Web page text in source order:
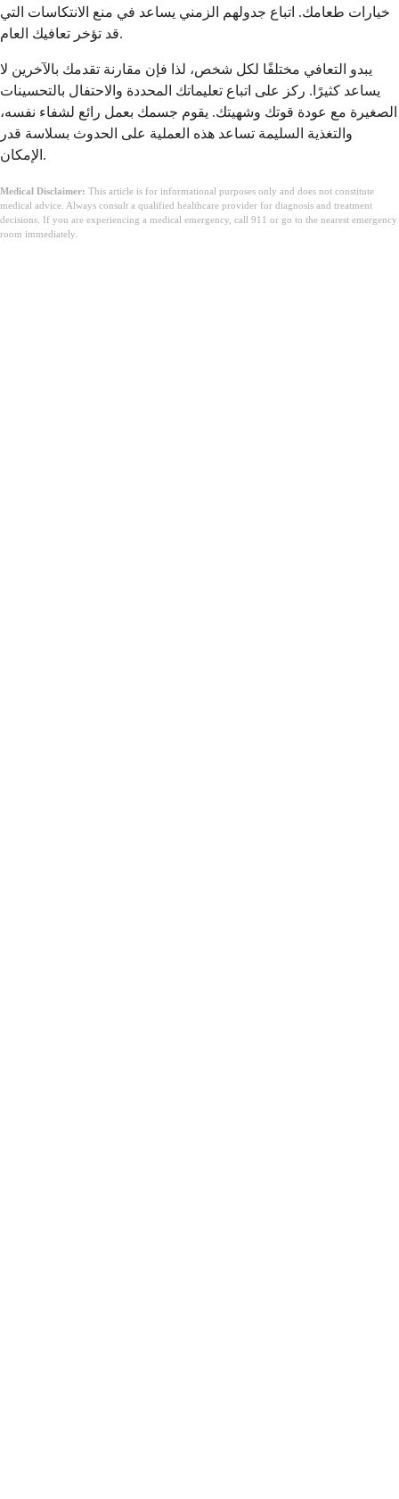
خيارات طعامك. اتباع جدولهم الزمني يساعد في منع الانتكاسات التي
قد تؤخر تعافيك العام.
يبدو التعافي مختلفًا لكل شخص، لذا فإن مقارنة تقدمك بالآخرين لا
يساعد كثيرًا. ركز على اتباع تعليماتك المحددة والاحتفال بالتحسينات
الصغيرة مع عودة قوتك وشهيتك. يقوم جسمك بعمل رائع لشفاء نفسه،
والتغذية السليمة تساعد هذه العملية على الحدوث بسلاسة قدر
الإمكان.
Medical Disclaimer: This article is for informational purposes only and does not constitute
medical advice. Always consult a qualified healthcare provider for diagnosis and treatment
decisions. If you are experiencing a medical emergency, call 911 or go to the nearest emergency
room immediately.